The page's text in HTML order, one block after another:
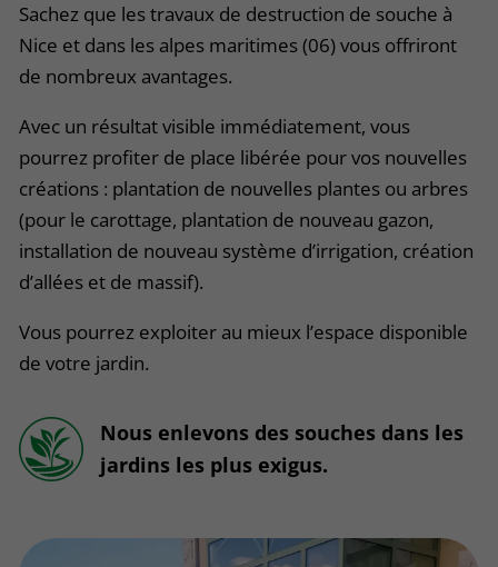
Sachez que les travaux de destruction de souche à
Nice et dans les alpes maritimes (06) vous offriront
de nombreux avantages.
Avec un résultat visible immédiatement, vous
pourrez profiter de place libérée pour vos nouvelles
créations : plantation de nouvelles plantes ou arbres
(pour le carottage, plantation de nouveau gazon,
installation de nouveau système d’irrigation, création
d’allées et de massif).
Vous pourrez exploiter au mieux l’espace disponible
de votre jardin.
Nous enlevons des souches dans les
jardins les plus exigus.